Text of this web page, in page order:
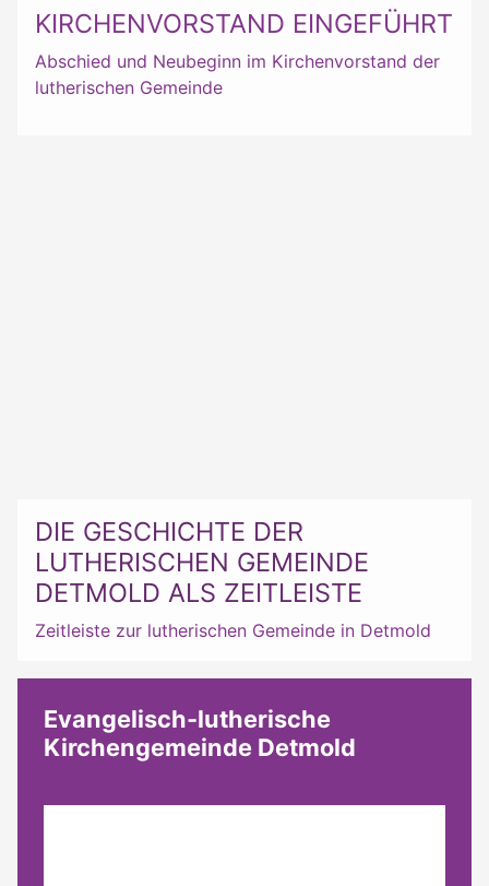
KIRCHENVORSTAND EINGEFÜHRT
Abschied und Neubeginn im Kirchenvorstand der
lutherischen Gemeinde
DIE GESCHICHTE DER
LUTHERISCHEN GEMEINDE
DETMOLD ALS ZEITLEISTE
Zeitleiste zur lutherischen Gemeinde in Detmold
Evangelisch-lutherische
Kirchengemeinde Detmold